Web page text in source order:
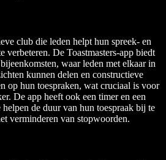
club die leden helpt hun spreek- en
verbeteren. De Toastmasters-app biedt
waar leden met elkaar in
kunnen delen en constructieve
op hun toespraken, wat cruciaal is voor
De app heeft ook een timer en een
de duur van hun toespraak bij te
verminderen van stopwoorden.